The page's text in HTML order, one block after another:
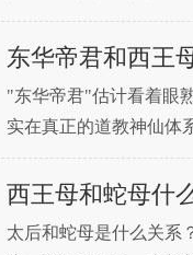
母。后人把周穆王和西
东华帝君和西王
"东华帝君"估计看着眼
实在真正的道教神仙体
生日是什么时候？在神
西王母和蛇母什
太后和蛇母是什么关系